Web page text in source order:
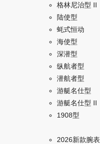
格林尼治型 II
陆使型
蚝式恒动
海使型
深潜型
纵航者型
潜航者型
游艇名仕型
游艇名仕型 II
1908型
2026新款腕表